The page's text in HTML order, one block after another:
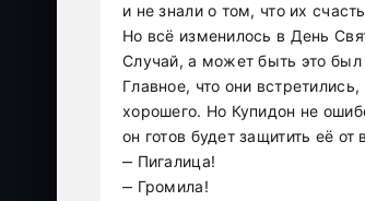
и не знали о том, что их
Но всё изменилось в День
Случай, а может быть это
Главное, что они
хорошего. Но Купидон не
он готов будет защитить её от
‒ Пигалица!
‒ Громила!